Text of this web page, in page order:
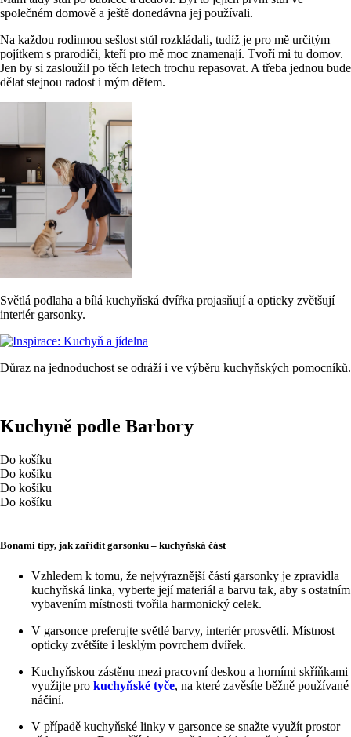
společném domově a ještě donedávna jej používali.
Na každou rodinnou sešlost stůl rozkládali, tudíž je pro mě určitým
pojítkem s prarodiči, kteří pro mě moc znamenají. Tvoří mi tu domov.
Jen by si zasloužil po těch letech trochu repasovat. A třeba jednou bude
dělat stejnou radost i mým dětem.
Světlá podlaha a bílá kuchyňská dvířka projasňují a opticky zvětšují
interiér garsonky.
Důraz na jednoduchost se odráží i ve výběru kuchyňských pomocníků.
Kuchyně podle Barbory
Do košíku
Do košíku
Do košíku
Do košíku
Bonami tipy, jak zařídit garsonku – kuchyňská část
Vzhledem k tomu, že nejvýraznější částí garsonky je zpravidla
kuchyňská linka, vyberte její materiál a barvu tak, aby s ostatním
vybavením místnosti tvořila harmonický celek.
V garsonce preferujte světlé barvy, interiér prosvětlí. Místnost
opticky zvětšíte i lesklým povrchem dvířek.
Kuchyňskou zástěnu mezi pracovní deskou a horními skříňkami
využijte pro kuchyňské tyče, na které zavěsíte běžně používané
náčiní.
V případě kuchyňské linky v garsonce se snažte využít prostor